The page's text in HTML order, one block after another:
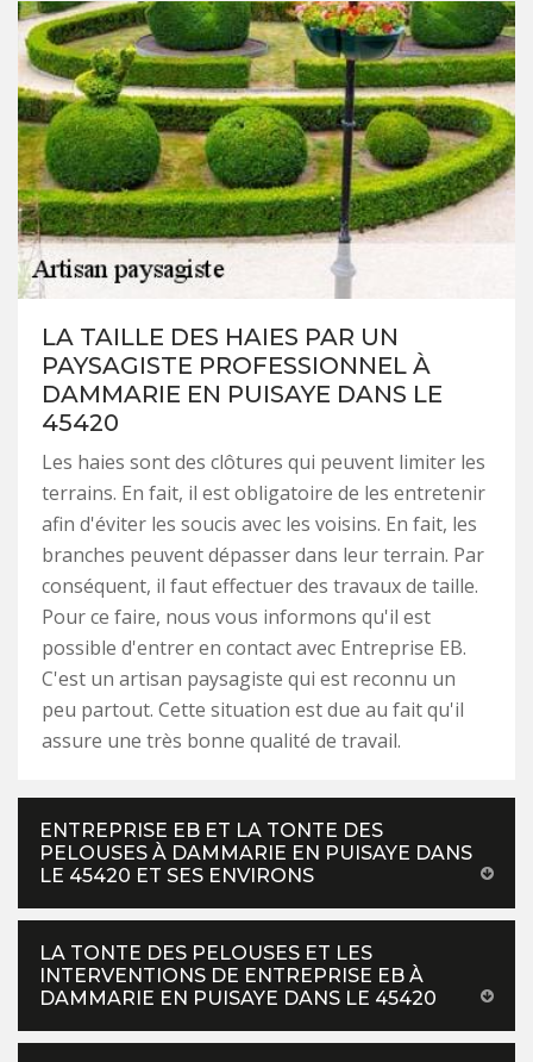
LA TAILLE DES HAIES PAR UN
PAYSAGISTE PROFESSIONNEL À
DAMMARIE EN PUISAYE DANS LE
45420
Les haies sont des clôtures qui peuvent limiter les
terrains. En fait, il est obligatoire de les entretenir
afin d'éviter les soucis avec les voisins. En fait, les
branches peuvent dépasser dans leur terrain. Par
conséquent, il faut effectuer des travaux de taille.
Pour ce faire, nous vous informons qu'il est
possible d'entrer en contact avec Entreprise EB.
C'est un artisan paysagiste qui est reconnu un
peu partout. Cette situation est due au fait qu'il
assure une très bonne qualité de travail.
ENTREPRISE EB ET LA TONTE DES
PELOUSES À DAMMARIE EN PUISAYE DANS
LE 45420 ET SES ENVIRONS
LA TONTE DES PELOUSES ET LES
INTERVENTIONS DE ENTREPRISE EB À
DAMMARIE EN PUISAYE DANS LE 45420